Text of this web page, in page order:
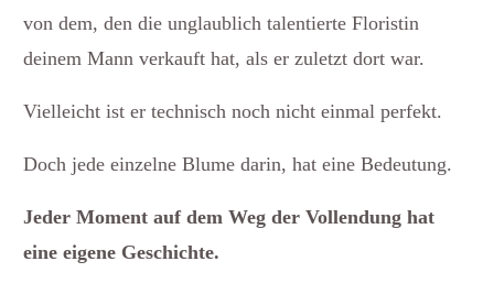
von dem, den die unglaublich talentierte Floristin
deinem Mann verkauft hat, als er zuletzt dort war.
Vielleicht ist er technisch noch nicht einmal perfekt.
Doch jede einzelne Blume darin, hat eine Bedeutung.
Jeder Moment auf dem Weg der Vollendung hat
eine eigene Geschichte.